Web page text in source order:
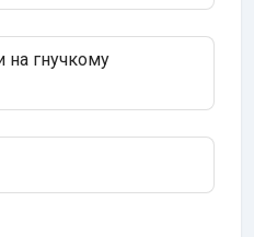
на гнучкому